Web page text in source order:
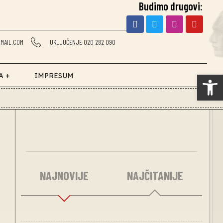
UKLJUČENJE 020 282 090
Budimo drugovi:
+ IMPRESUM
NAJNOVIJE NAJČITANIJE